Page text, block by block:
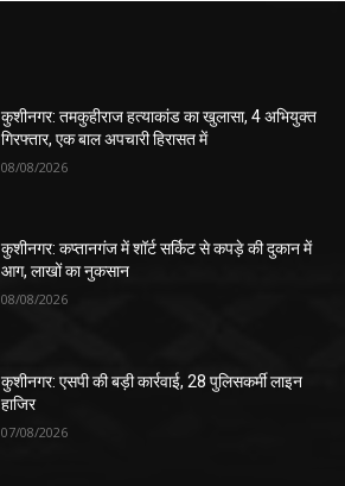
कुशीनगर: तमकुहीराज हत्याकांड का खुलासा, 4 अभियुक्त
गिरफ्तार, एक बाल अपचारी हिरासत में
08/08/2026
कुशीनगर: कप्तानगंज में शॉर्ट सर्किट से कपड़े की दुकान में
आग, लाखों का नुकसान
08/08/2026
कुशीनगर: एसपी की बड़ी कार्रवाई, 28 पुलिसकर्मी लाइन
हाजिर
07/08/2026